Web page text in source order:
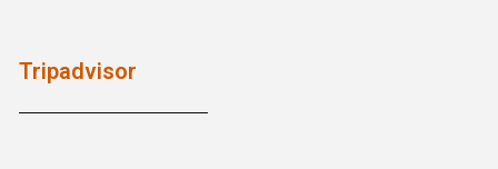
Tripadvisor